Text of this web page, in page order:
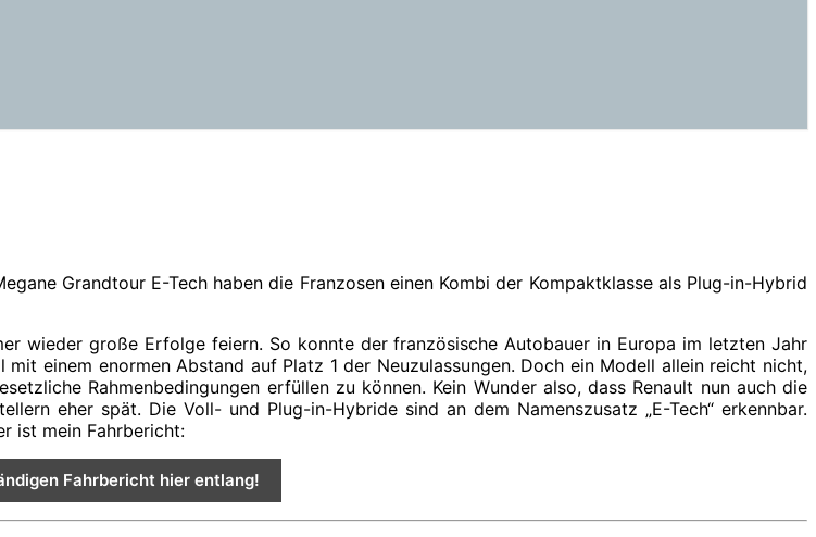
Grandtour E-Tech haben die Franzosen einen Kombi der Kompaktklasse als Plug-in-Hybrid
wieder große Erfolge feiern. So konnte der französische Autobauer in Europa im letzten Jahr
einem enormen Abstand auf Platz 1 der Neuzulassungen. Doch ein Modell allein reicht nicht,
Rahmenbedingungen erfüllen zu können. Kein Wunder also, dass Renault nun auch die
eher spät. Die Voll- und Plug-in-Hybride sind an dem Namenszusatz „E-Tech“ erkennbar.
ist mein Fahrbericht:
Fahrbericht hier entlang!